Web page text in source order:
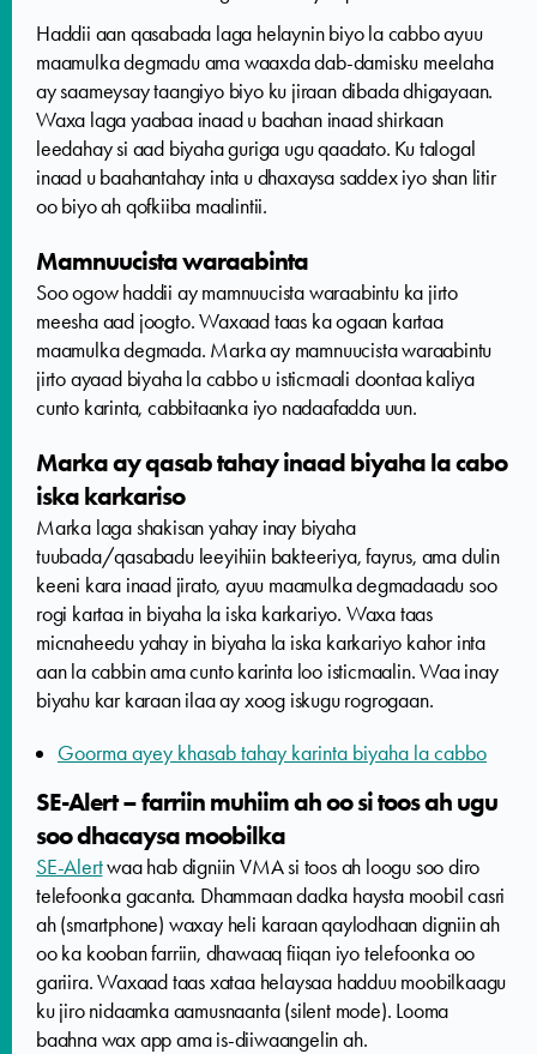
Haddii aan qasabada laga helaynin biyo la cabbo ayuu
maamulka degmadu ama waaxda dab-damisku meelaha
ay saameysay taangiyo biyo ku jiraan dibada dhigayaan.
Waxa laga yaabaa inaad u baahan inaad shirkaan
leedahay si aad biyaha guriga ugu qaadato. Ku talogal
inaad u baahantahay inta u dhaxaysa saddex iyo shan litir
oo biyo ah qofkiiba maalintii.
Mamnuucista waraabinta
Soo ogow haddii ay mamnuucista waraabintu ka jirto
meesha aad joogto. Waxaad taas ka ogaan kartaa
maamulka degmada. Marka ay mamnuucista waraabintu
jirto ayaad biyaha la cabbo u isticmaali doontaa kaliya
cunto karinta, cabbitaanka iyo nadaafadda uun.
Marka ay qasab tahay inaad biyaha la cabo
iska karkariso
Marka laga shakisan yahay inay biyaha
tuubada/qasabadu leeyihiin bakteeriya, fayrus, ama dulin
keeni kara inaad jirato, ayuu maamulka degmadaadu soo
rogi kartaa in biyaha la iska karkariyo. Waxa taas
micnaheedu yahay in biyaha la iska karkariyo kahor inta
aan la cabbin ama cunto karinta loo isticmaalin. Waa inay
biyahu kar karaan ilaa ay xoog iskugu rogrogaan.
Goorma ayey khasab tahay karinta biyaha la cabbo
SE-Alert – farriin muhiim ah oo si toos ah ugu
soo dhacaysa moobilka
SE-Alertwaa hab digniin VMA si toos ah loogu soo diro
telefoonka gacanta. Dhammaan dadka haysta moobil casri
ah (smartphone) waxay heli karaan qaylodhaan digniin ah
oo ka kooban farriin, dhawaaq fiiqan iyo telefoonka oo
gariira. Waxaad taas xataa helaysaa hadduu moobilkaagu
ku jiro nidaamka aamusnaanta (silent mode). Looma
baahna wax app ama is-diiwaangelin ah.